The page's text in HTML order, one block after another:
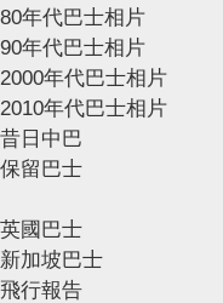
80年代巴士相片
90年代巴士相片
2000年代巴士相片
2010年代巴士相片
昔日中巴
保留巴士
英國巴士
新加坡巴士
飛行報告